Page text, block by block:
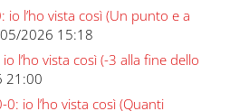
io l’ho vista così (Un punto e a
2026 15:18
l’ho vista così (-3 alla fine dello
21:00
io l’ho vista così (Quanti